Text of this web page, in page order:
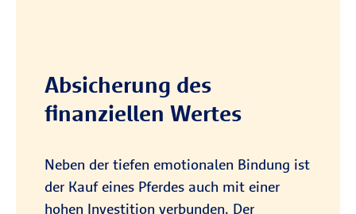
*bis zur vereinbarten Versicherungssumme
Absicherung des
finanziellen Wertes
Neben der tiefen emotionalen Bindung ist
der Kauf eines Pferdes auch mit einer
hohen Investition verbunden. Der